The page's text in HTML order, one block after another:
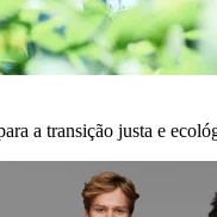
a transição justa e